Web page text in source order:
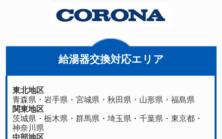
給湯器交換対応エリア
東北地区
青森県 ・岩手県 ・宮城県 ・秋田県 ・ 山形県 ・福島県
関東地区
茨城県 ・栃木県 ・群馬県 ・埼玉県 ・千葉県 ・東京都 ・
神奈川県